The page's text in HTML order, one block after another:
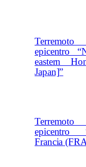
epicentro
eastern
Japan]”
epicentro
Francia